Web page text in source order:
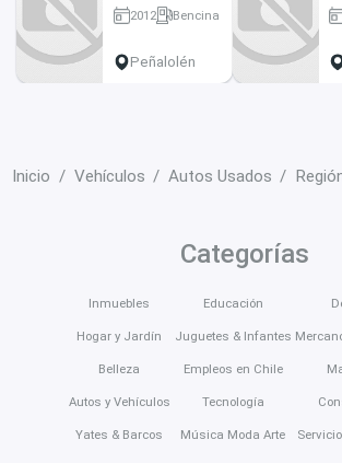
2012
Bencina
Peñalolén
Inicio Vehículos Autos Usados
Categorías
Inmuebles
Hogar y Jardín
Belleza
Autos y Vehículos
Yates & Barcos
Educación
Juguetes & Infantes
Empleos en Chile
Tecnología
Música Moda Arte